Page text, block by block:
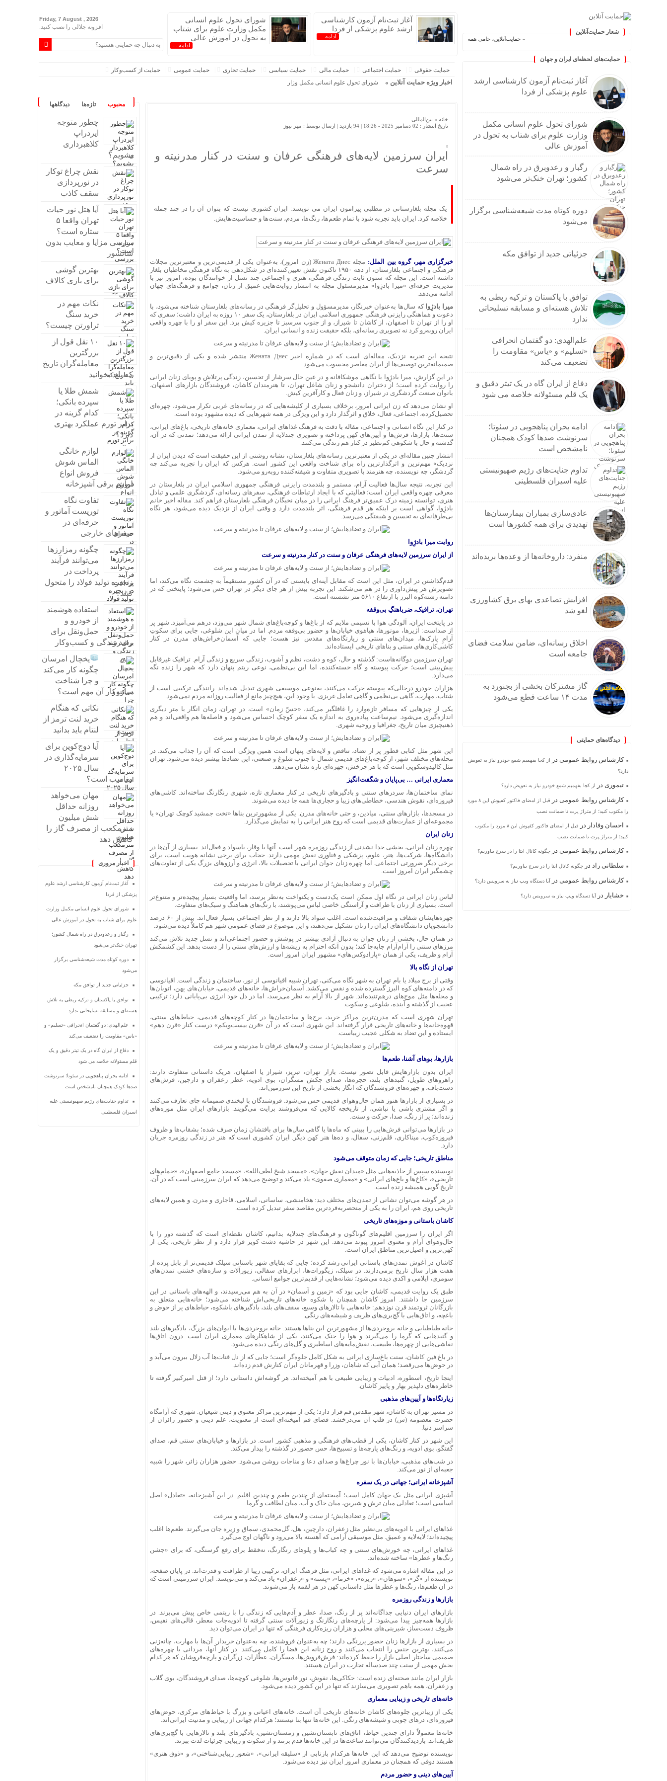
شعار حمایت‌آنلاین
« حمایت‌آنلاین، حامی همه مردم ایران »
حمایت‌های لحظه‌ای ایران و جهان
آغاز ثبت‌نام‌ آزمون کارشناسی ارشد
علوم پزشکی از فردا
شورای تحول علوم انسانی مکمل
وزارت علوم برای شتاب به تحول در
آموزش عالی
رگبار و رعدوبرق در راه شمال
کشور؛ تهران خنک‌تر می‌شود
دوره کوتاه مدت شیعه‌شناسی برگزار
می‌شود
جزئیاتی جدید از توافق مکه
توافق با پاکستان و ترکیه ربطی به
تلاش هسته‌ای و مسابقه تسلیحاتی
ندارد
علم‌الهدی: دو گفتمان انحرافی
«تسلیم» و «یاس» مقاومت را
تضعیف می‌کند
دفاع از ایران گاه در یک تیتر دقیق و
یک قلم مسئولانه خلاصه می شود
ادامه بحران پناهجویی در سئوتا؛
سرنوشت صدها کودک همچنان
نامشخص است
تداوم جنایت‌های رژیم صهیونیستی
علیه اسیران فلسطینی
عادی‌سازی بمباران بیمارستان‌ها
تهدیدی برای همه کشورها است
منفرد: داروخانه‌ها از وعده‌ها بریده‌اند
افزایش تصاعدی بهای برق کشاورزی
لغو شد
اخلاق رسانه‌ای، ضامن سلامت فضای
جامعه است
گاز مشترکان بخشی از بجنورد به
مدت ۱۴ ساعت قطع می‌شود
دیدگاه‌های حمایتی
کارشناس روابط عمومی در
از کجا بفهمیم شمع خودرو نیاز به تعویض
دارد؟
تیموری در از کجا بفهمیم شمع خودرو نیاز به تعویض دارد؟
کارشناس روابط عمومی در
قبل از امضای فاکتور کفپوش این ۸ مورد
را مکتوب کنید؛ از متراژ پرت تا ضمانت نصب
احسان وفادار در
قبل از امضای فاکتور کفپوش این ۸ مورد را مکتوب
کنید؛ از متراژ پرت تا ضمانت نصب
کارشناس روابط عمومی در چگونه کانال ایتا را در سرچ بیاوریم؟
سلطانی راد در چگونه کانال ایتا را در سرچ بیاوریم؟
کارشناس روابط عمومی در آیا دستگاه ویپ نیاز به سرویس دارد؟
خشایار در آیا دستگاه ویپ نیاز به سرویس دارد؟
آغاز ثبت‌نام‌ آزمون کارشناسی
ارشد علوم پزشکی از فردا
ادامه ...
شورای تحول علوم انسانی
مکمل وزارت علوم برای شتاب
به تحول در آموزش عالی
ادامه ...
Friday, 7 August , 2026
افزونه جلالی را نصب کنید.
حمایت حقوقی حمایت اجتماعی حمایت مالی حمایت سیاسی حمایت تجاری حمایت عمومی حمایت از کسب‌وکار
اخبار ویژه حمایت آنلاین » شورای تحول علوم انسانی مکمل وزارت علوم برای شتاب به تحول در آموزش
خانه » بین‌المللی
تاریخ انتشار : 02 دسامبر 2025 - 18:26 |
94 بازدید | ارسال توسط : مهر نیوز
ایران سرزمین لایه‌های فرهنگی عرفان و سنت در کنار مدرنیته و
سرعت
یک مجله بلغارستانی در مطلبی پیرامون ایران می نویسد: ایران کشوری نیست که بتوان آن را در چند جمله
خلاصه کرد. ایران باید تجربه شود با تمام طعم‌ها، رنگ‌ها، مردم، سنت‌ها و حساسیت‌هایش.
خبرگزاری مهر، گروه بین الملل:
مجله Жената Днес (زن امروز)، به‌عنوان یکی از قدیمی‌ترین و معتبرترین مجلات
فرهنگی و اجتماعی بلغارستان، از دهه ۱۹۵۰ تاکنون نقش تعیین‌کننده‌ای در شکل‌دهی به نگاه فرهنگی مخاطبان بلغار
داشته است. این مجله که ستون ثابت زندگی فرهنگی، هنری و اجتماعی چند نسل از خوانندگان بوده، امروز نیز با
مدیریت حرفه‌ای «میرا بادژِوا» مدیرمسئول مجله به انتشار روایت‌هایی عمیق از زنان، جوامع و فرهنگ‌های جهان
ادامه می‌دهد.
میرا بادژِوا که سال‌ها به‌عنوان خبرنگار، مدیرمسؤول و تحلیل‌گر فرهنگی در رسانه‌های بلغارستان شناخته می‌شود، با
دعوت و هماهنگی رایزنی فرهنگی جمهوری اسلامی ایران در بلغارستان، یک سفر ۱۰ روزه به ایران داشت؛ سفری که
او را از تهران تا اصفهان، از کاشان تا شیراز، و از جنوب سرسبز تا جزیره کیش برد. این سفر او را با چهره واقعی
ایران روبه‌رو کرد نه تصویری رسانه‌ای، بلکه حقیقت زنده و انسانی ایران.
نتیجه این تجربه نزدیک، مقاله‌ای است که در شماره اخیر Жената Днес منتشر شده و یکی از دقیق‌ترین و
صمیمانه‌ترین توصیف‌ها از ایران معاصر محسوب می‌شود.
در این گزارش، میرا بادژِوا با نگاهی موشکافانه و در عین حال سرشار از تحسین، زندگی پرتلاش و پویای زنان ایرانی
را روایت کرده است؛ از دختران دانشجو و زنان شاغل تهران، تا هنرمندان کاشان، فروشندگان بازارهای اصفهان،
بانوان صنعت گردشگری در شیراز، و زنان فعال و کارآفرین کیش.
او نشان می‌دهد که زن ایرانی امروز، برخلاف بسیاری از کلیشه‌هایی که در رسانه‌های غربی تکرار می‌شود، چهره‌ای
تحصیل‌کرده، اجتماعی، فعال، خلاق و اثرگذار دارد و این ویژگی در همه شهرهایی که دیده مشهود بوده است.
در کنار این نگاه انسانی و اجتماعی، مقاله با دقت به فرهنگ غذاهای ایرانی، معماری خانه‌های تاریخی، باغ‌های ایرانی،
سنت‌ها، بازارها، فرش‌ها و آیین‌های کهن پرداخته و تصویری چندلایه از تمدن ایرانی ارائه می‌دهد؛ تمدنی که در آن،
گذشته و حال با شکوهی کم‌نظیر در کنار هم زندگی می‌کنند.
انتشار چنین مقاله‌ای در یکی از معتبرترین رسانه‌های بلغارستان، نشانه روشنی از این حقیقت است که دیدن ایران از
نزدیک» مهم‌ترین و اثرگذارترین راه برای شناخت واقعی این کشور است. هرکس که ایران را تجربه می‌کند چه
گردشگر، چه نویسنده، چه هنرمند با تصویری متفاوت و شیفته‌کننده روبه‌رو می‌شود.
این تجربه، نتیجه سال‌ها فعالیت آرام، مستمر و بلندمدت رایزنی فرهنگی جمهوری اسلامی ایران در بلغارستان در
معرفی چهره واقعی ایران است؛ فعالیتی که با ایجاد ارتباطات فرهنگی، سفرهای رسانه‌ای، گردشگری علمی و تبادل
هنری، توانسته زمینه درک عمیق‌تر فرهنگ ایرانی را در میان نخبگان فرهنگی بلغارستان فراهم کند. مقاله اخیر خانم
بادژِوا، گواهی است بر اینکه هر قدم فرهنگی، اثر بلندمدت دارد و وقتی ایران از نزدیک دیده می‌شود، هر نگاه
بی‌طرفانه‌ای به تحسین و شیفتگی می‌رسد.
روایت میرا بادژِوا
از ایران سرزمین لایه‌های فرهنگی عرفان و سنت در کنار مدرنیته و سرعت
قدم‌گذاشتن در ایران، مثل این است که مقابل آینه‌ای بایستی که در آن کشور مستقیماً به چشمت نگاه می‌کند، اما
تصویرش هر پیش‌داوری را در هم می‌شکند. این تجربه بیش از هر جای دیگر در تهران حس می‌شود؛ پایتختی که در
دامنه رشته‌کوه البرز با ارتفاع ۵۶۱۰ متر نشسته است.
تهران، ترافیک، ضرباهنگِ بی‌وقفه
در پایتخت ایران، آلودگی هوا با نسیمی ملایم که از باغ‌ها و کوچه‌باغ‌های شمال شهر می‌وزد، درهم می‌آمیزد. شهر پر
از صداست: آژیرها، موتورها، هیاهوی خیابان‌ها و حضور بی‌وقفه مردم. اما در میان این شلوغی، جایی برای سکوتِ
آرامِ پارک‌ها، میدان‌های سنتی و زیارتگاه‌های مقدس نیز هست؛ جایی که آسمان‌خراش‌های مدرن در کنار
کاشی‌کاری‌های سنتی و بناهای تاریخی ایستاده‌اند.
تهران سرزمین دوگانه‌هاست: گذشته و حال، کوه و دشت، نظم و آشوب، زندگی سریع و زندگی آرام. ترافیک غیرقابل
پیش‌بینی است؛ حرکت پیوسته و گاه خسته‌کننده، اما این بی‌نظمی، نوعی ریتم پنهان دارد که شهر را زنده نگه
می‌دارد.
هزاران خودرو درحالی‌که پیوسته حرکت می‌کنند، به‌نوعی موسیقی شهری تبدیل شده‌اند. رانندگی ترکیبی است از
شتاب، مهارت، گاهی بی‌نظمی و گاهی تعامل غریزی. با وجود این، هیچ‌چیز مانع از فعالیت روزانه مردم نمی‌شود.
یکی از چیزهایی که مسافر تازه‌وارد را غافلگیر می‌کند، «حسّ زمان» است. در تهران، زمان انگار با متر دیگری
اندازه‌گیری می‌شود. نیم‌ساعت پیاده‌روی به اندازه یک سفر کوچک احساس می‌شود و فاصله‌ها هم واقعی‌اند و هم
ذهنیچیزی میان تاریخ، جغرافیا و روحیه شهری.
این شهر مثل کتابی قطور پر از تضاد، تناقض و لایه‌های پنهان است همین ویژگی است که آن را جذاب می‌کند. در
محله‌های مختلف شهر، از کوچه‌باغ‌های قدیمی شمال تا جنوب شلوغ و صنعتی، این تضادها بیشتر دیده می‌شود. تهران
مثل کالیدوسکوپی است که با هر چرخش، چهره‌ای تازه نشان می‌دهد.
معماری ایرانی … بی‌پایان و شگفت‌انگیز
نمای ساختمان‌ها، سردرهای سنتی و بادگیرهای تاریخی در کنار معماری تازه، شهری رنگارنگ ساخته‌اند. کاشی‌های
فیروزه‌ای، نقوش هندسی، خطاطی‌های زیبا و حجاری‌ها همه جا دیده می‌شوند.
در مسجدها، بازارهای سنتی، میادین، و حتی خانه‌های مدرن. یکی از مشهورترین بناها «تخت جمشید کوچک تهران» یا
مجموعه‌ای از عمارت‌های قدیمی است که روح هنر ایرانی را به نمایش می‌گذارد.
زنان ایران
چهره زنان ایرانی، بخشی جدا نشدنی از زندگی روزمره شهر است. آنها با وقار، باسواد و فعال‌اند. بسیاری از آن‌ها در
دانشگاه‌ها، شرکت‌ها، هنر، علوم، پزشکی و فناوری نقش مهمی دارند. حجاب برای برخی نشانه هویت است، برای
برخی دیگر ضرورتی اجتماعی. اما چهره زنان جوان ایرانی با تحصیلات بالا، انرژی و آرزوهای بزرگ یکی از تفاوت‌های
چشمگیر ایران امروز است.
لباس زنان ایرانی در نگاه اول ممکن است یک‌دست و یکنواخت به‌نظر برسد، اما واقعیت بسیار پیچیده‌تر و متنوع‌تر
است. بسیاری از زنان با ظرافت و آراستگی خاصی لباس می‌پوشند، با رنگ‌های هماهنگ و سبک‌های متفاوت.
چهره‌هایشان شفاف و مراقبت‌شده است. اغلب سواد بالا دارند و از نظر اجتماعی بسیار فعال‌اند. بیش از ۶۰ درصد
دانشجویان دانشگاه‌های ایران را زنان تشکیل می‌دهند، و این موضوع در فضای عمومی شهر هم کاملاً دیده می‌شود.
در همان حال، بخشی از زنان جوان به دنبال آزادی بیشتر در پوشش و حضور اجتماعی‌اند و نسل جدید تلاش می‌کند
مرزهای سنتی را آرام‌آرام جابه‌جا کند؛ بدون آنکه احترام به ریشه‌ها و ارزش‌های سنتی را از دست بدهد. این کشمکش
آرام و ظریف، یکی از همان «پارادوکس‌های» مشهور ایران امروز است.
تهران از نگاه بالا
وقتی از برج میلاد یا بام تهران به شهر نگاه می‌کنی، تهران شبیه اقیانوسی از نور، ساختمان و زندگی است. اقیانوسی
که در دامنه‌های کوه البرز گسترده شده و نفس می‌کشد. آسمان‌خراش‌ها، خانه‌های قدیمی، خیابان‌های پهن، اتوبان‌ها
و محله‌ها مثل موج‌های درهم‌تنیده‌اند. شهر از بالا آرام به نظر می‌رسد، اما در دل خود انرژی بی‌پایانی دارد؛ ترکیبی
عجیب از گذشته و آینده، شلوغی و سکوت.
تهران شهری است که مدرن‌ترین مراکز خرید، برج‌ها و ساختمان‌ها در کنار کوچه‌های قدیمی، حیاط‌های سنتی،
قهوه‌خانه‌ها و خانه‌های تاریخی قرار گرفته‌اند. این شهری است که در آن «قرن بیست‌ویکم» درست کنار «قرن دهم»
ایستاده و این تضاد به شکلی عجیب زیباست.
بازارها، بوهای آشنا، طعم‌ها
ایران بدون بازارهایش قابل تصور نیست. بازار تهران، تبریز، شیراز یا اصفهان، هریک داستانی متفاوت دارند:
راهروهای طویل، گنبدهای بلند، حجره‌ها، صدای چکش مسگران، بوی ادویه، عطر زعفران و دارچین، فرش‌های
دست‌باف، و چهره‌های فروشندگان که انگار بخشی از تاریخ این سرزمین‌اند.
در بسیاری از بازارها هنوز همان حال‌وهوای قدیمی حس می‌شود. فروشندگان با لبخندی صمیمانه چای تعارف می‌کنند
و اگر مشتری باشی یا نباشی، از تاریخچه کالایی که می‌فروشند برایت می‌گویند. بازارهای ایران مثل موزه‌های
زنده‌اند؛ پر از رنگ، صدا، حرکت و سنت.
در بازارها می‌توانی فرش‌هایی را ببینی که ماه‌ها یا گاهی سال‌ها برای بافتشان زمان صرف شده؛ بشقاب‌ها و ظروف
فیروزه‌کوب، میناکاری، قلم‌زنی، سفال، و ده‌ها هنر کهن دیگر. ایران کشوری است که هنر در زندگی روزمره جریان
دارد.
مناطق تاریخی؛ جایی که زمان متوقف می‌شود
نویسنده سپس از جاذبه‌هایی مثل «میدان نقش جهان»، «مسجد شیخ لطف‌الله»، «مسجد جامع اصفهان»، «حمام‌های
تاریخی»، «کاخ‌ها و باغ‌های ایرانی» و «معماری صفوی» یاد می‌کند و توضیح می‌دهد که ایران سرزمینی است که در آن،
تاریخ گویی همیشه زنده است.
در هر گوشه می‌توان نشانی از تمدن‌های مختلف دید: هخامنشی، ساسانی، اسلامی، قاجاری و مدرن. و همین لایه‌های
تاریخی روی هم، ایران را به یکی از منحصربه‌فردترین مقاصد سفر تبدیل کرده است.
کاشان باستانی و موزه‌های تاریخی
اگر ایران را سرزمین اقلیم‌های گوناگون و فرهنگ‌های چندلایه بدانیم، کاشان نقطه‌ای است که گذشته دور را با
حال‌وهوای آرام و معنوی امروز پیوند می‌دهد. این شهر در حاشیه دشت کویر قرار دارد و از نظر تاریخی، یکی از
کهن‌ترین و اصیل‌ترین مناطق ایران است.
کاشان در آغوش تمدن‌های باستانی ایرانی رشد کرده؛ جایی که بقایای شهر باستانی سیلک قدیمی‌تر از بابل پرده از
هفت هزار سال تاریخ برمی‌دارند. در سیلک، زیگورات‌ها، ابزارهای سفالی، زیورآلات و سازه‌های خشتی تمدن‌های
سومری، ایلامی و اکدی دیده می‌شود؛ نشانه‌هایی از قدیم‌ترین جوامع انسانی.
طبق یک روایت قدیمی، کاشان جایی بود که «زمین و آسمان» در آن به هم می‌رسیدند، و الهه‌های باستانی در این
سرزمین جا داشتند. امروز کاشان همچنان با شکوه خانه‌های تاریخی‌اش شناخته می‌شود؛ خانه‌هایی متعلق به
بازرگانان ثروتمند قرن نوزدهم: خانه‌هایی با تالارهای وسیع، سقف‌های بلند، بادگیرهای باشکوه، حیاط‌های پر از حوض و
باغچه، و اتاق‌هایی با گچ‌بری‌های ظریف و شیشه‌های رنگی.
خانه طباطبایی و خانه بروجردی‌ها از مشهورترین این بناها هستند. خانه بروجردی‌ها با ایوان‌های بزرگ، بادگیرهای بلند
و گنبدهایی که گرما را می‌گیرند و هوا را خنک می‌کنند، یکی از شاهکارهای معماری ایران است. درون اتاق‌ها
نقاشی‌هایی از چهره‌ها، طبیعت، نقش‌مایه‌های اساطیری و گل‌های رنگی دیده می‌شود.
در باغ فین کاشان، سنت باغ‌سازی ایرانی به شکل کامل جلوه‌گر است؛ جایی که از دل قنات‌ها آب زلال بیرون می‌آید و
در حوض‌ها می‌رقصد؛ همان آبی که شاهان، وزرا و قهرمانان ایران کنارش قدم زده‌اند.
اینجا تاریخ، اسطوره، ادبیات و زیبایی طبیعی با هم آمیخته‌اند. هر گوشه‌اش داستانی دارد؛ از قتل امیرکبیر گرفته تا
خاطره‌های دلپذیر بهار و پاییز کاشان.
زیارتگاه‌ها و آیین‌های مذهبی
در مسیر تهران به کاشان، شهر مقدس قم قرار دارد؛ یکی از مهم‌ترین مراکز معنوی و دینی شیعیان. شهری که آرامگاه
حضرت معصومه (س) در قلب آن می‌درخشد. فضای قم آمیخته‌ای است از معنویت، علم دینی و حضور زائران از
سراسر دنیا.
این شهر در کنار کاشان، یکی از قطب‌های فرهنگی و مذهبی کشور است. در بازارها و خیابان‌های سنتی قم، صدای
گفتگو، بوی ادویه، و رنگ‌های پارچه‌ها و تسبیح‌ها، حس حضور در گذشته را بیدار می‌کند.
در شب‌های مذهبی، خیابان‌ها با نور چراغ‌ها و صدای دعا و مناجات روشن می‌شود. حضور هزاران زائر، شهر را شبیه
جعبه‌ای از نور می‌کند.
آشپزخانه ایرانی؛ جهانی در یک سفره
آشپزی ایرانی مثل یک جهان کامل است؛ آمیخته‌ای از چندین طعم و چندین اقلیم. در این آشپزخانه، «تعادل» اصل
اساسی است؛ تعادلی میان ترش و شیرین، میان خاک و آب، میان لطافت و گرما.
غذاهای ایرانی با ادویه‌های بی‌نظیر مثل زعفران، دارچین، هل، گل‌محمدی، سماق و زیره جان می‌گیرند. طعم‌ها اغلب
پیچیده‌اند؛ لایه‌لایه و عمیق. مثل موسیقی آرامی که آهسته بالا می‌رود و ناگهان اوج می‌گیرد.
غذاهای ایرانی، چه خورش‌های سنتی و چه کباب‌ها و پلوهای رنگارنگ، نه‌فقط برای رفع گرسنگی، که برای «جشن
رنگ‌ها و عطرها» ساخته شده‌اند.
در این مقاله اشاره می‌شود که غذاهای ایرانی، مثل فرهنگ ایران، ترکیبی زیبا از ظرافت و قدرت‌اند. در پایان صفحه،
نویسنده از «گز»، «سوهان»، «زیره»، «خرما»، «پسته» و «زعفران» یاد می‌کند و می‌نویسد: ایران سرزمینی است که
در آن طعم‌ها، رنگ‌ها و عطرها مثل داستانی کهن در هر لقمه باز می‌شوند.
بازارها و زندگی روزمره
بازارهای ایران دنیایی جداگانه‌اند پر از رنگ، صدا، عطر و آدم‌هایی که زندگی را با ریتمی خاص پیش می‌برند. در
بازارها همه‌چیز پیدا می‌شود: از پارچه‌های رنگارنگ و زیورآلات سنتی گرفته تا ادویه‌جات معطر، قالی‌های نفیس،
ظروف دست‌ساز، شیرینی‌های محلی و هزاران ریزه‌کاری فرهنگی که تنها در ایران می‌توان دید.
در بسیاری از بازارها زنان حضور پررنگی دارند؛ چه به‌عنوان فروشنده، چه به‌عنوان خریدار. آن‌ها با مهارت، چانه‌زنی
می‌کنند، بهترین جنس را انتخاب می‌کنند و روح زنانه این فضا را کامل می‌کنند. در کنار آنها، مردانی با چهره‌های
صمیمی ساختار اصلی بازار را حفظ کرده‌اند: فرش‌فروش‌ها، مسگران، عطّاران، زرگران و پارچه‌فروشان که هر کدام
بخش مهمی از سنت چند صدساله تجارت در ایران هستند.
بازار ایران مانند صحنه‌ای زنده است: حکاکی‌ها، نقوش، نور فانوس‌ها، شلوغی کوچه‌ها، صدای فروشندگان، بوی گلاب
و زعفران، همه باهم تصویری می‌سازند که تنها در این کشور دیده می‌شود.
خانه‌های تاریخی و زیبایی معماری
یکی از زیباترین جلوه‌های کاشان خانه‌های تاریخی آن است. خانه‌های اعیانی و بزرگ با حیاط‌های مرکزی، حوض‌های
فیروزه‌ای، درهای چوبی و شیشه‌های رنگی. این خانه‌ها تنها بنا نیستند؛ هرکدام جهانی از زیبایی و مدنیت ایرانی‌اند.
خانه‌ها معمولاً دارای چندین حیاط، اتاق‌های تابستان‌نشین و زمستان‌نشین، بادگیرهای بلند و تالارهایی با گچ‌بری‌های
ظریف‌اند. بازدیدکنندگان می‌توانند ساعت‌ها در این خانه‌ها قدم بزنند و از سکوت و زیبایی جزئیات لذت ببرند.
نویسنده توضیح می‌دهد که این خانه‌ها هرکدام بازتابی از «سلیقه ایرانی»، «شعور زیبایی‌شناختی»، و «ذوق هنری»
هستند ذوقی که همچنان در معماری امروز ایران نیز دیده می‌شود.
آیین‌های دینی و حضور مردم
محبوب تازه‌ها دیدگاهها
چطور متوجه
ایردراپ
کلاهبرداری
بشویم؟
نقش چراغ توکار
در نورپردازی
سقف کاذب
آیا هتل نور حیات
تهران واقعا ۵
ستاره است؟
بررسی مزایا و معایب بدون
سانسور
بهترین گوشی
برای بازی کالاف
نکات مهم در
خرید سنگ
تراورتن چیست؟
۱۰ نقل قول از
بزرگترین
معامله‌گران تاریخ
که باید بخوانید
شمش طلا یا
سپرده بانکی؛
کدام گزینه در
برابر تورم عملکرد بهتری
دارد؟
لوازم خانگی
الماس شوش
فروش انواع
لوازم برقی آشپزخانه
تفاوت نگاه
توریست آماتور و
حرفه‌ای در
سفرهای خارجی
چگونه رمزارزها
می‌توانند فرآیند
پرداخت در
زنجیره تولید فولاد را متحول
کنند؟
استفاده هوشمند
از خودرو و
حمل‌ونقل برای
رشد زندگی و کسب‌وکار
یخچال امرسان
چگونه کار می‌کند
و چرا شناخت
سازوکار آن مهم است؟
نکاتی که هنگام
خرید لنت ترمز از
لنتام باید بدانید
آیا دوج‌کوین برای
سرمایه‌گذاری در
سال ۲۰۲۵
مناسب است؟
مهان می‌خواهد
روزانه حداقل
شش میلیون
مترمکعب از مصرف گاز را
کاهش دهد
اخبار مروری
آغاز ثبت‌نام‌ آزمون کارشناسی ارشد علوم
پزشکی از فردا
شورای تحول علوم انسانی مکمل وزارت
علوم برای شتاب به تحول در آموزش عالی
رگبار و رعدوبرق در راه شمال کشور؛
تهران خنک‌تر می‌شود
دوره کوتاه مدت شیعه‌شناسی برگزار
می‌شود
جزئیاتی جدید از توافق مکه
توافق با پاکستان و ترکیه ربطی به تلاش
هسته‌ای و مسابقه تسلیحاتی ندارد
علم‌الهدی: دو گفتمان انحرافی «تسلیم» و
«یاس» مقاومت را تضعیف می‌کند
دفاع از ایران گاه در یک تیتر دقیق و یک
قلم مسئولانه خلاصه می شود
ادامه بحران پناهجویی در سئوتا؛ سرنوشت
صدها کودک همچنان نامشخص است
تداوم جنایت‌های رژیم صهیونیستی علیه
اسیران فلسطینی